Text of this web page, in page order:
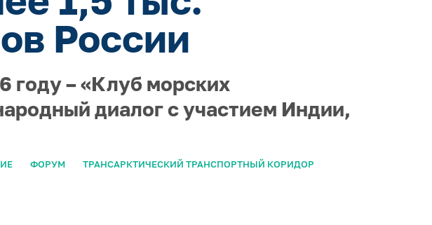
России
году – «Клуб морских
диалог с участием Индии,
ФОРУМ ТРАНСАРКТИЧЕСКИЙ ТРАНСПОРТНЫЙ КОРИДОР